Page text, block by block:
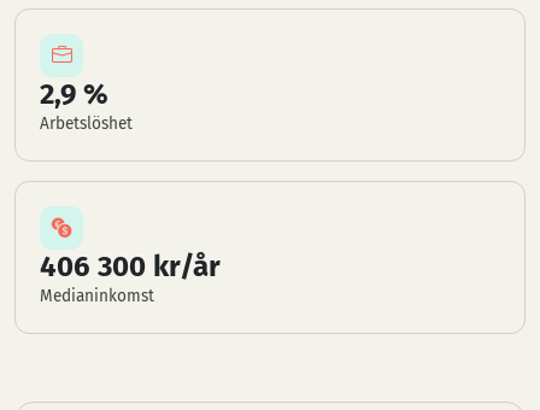
2,9 %
Arbetslöshet
406 300 kr/år
Medianinkomst